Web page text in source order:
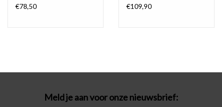
€78,50
€109,90
Meld je aan voor onze nieuwsbrief: